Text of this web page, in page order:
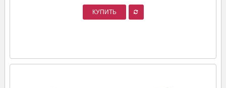
КУПИТЬ